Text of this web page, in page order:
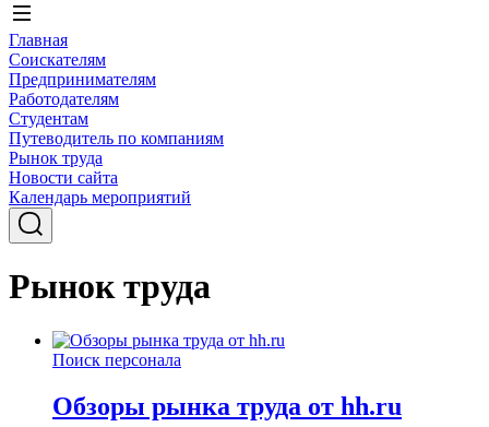
Главная
Соискателям
Предпринимателям
Работодателям
Студентам
Путеводитель по компаниям
Рынок труда
Новости сайта
Календарь мероприятий
Рынок труда
Поиск персонала
Обзоры рынка труда от hh.ru